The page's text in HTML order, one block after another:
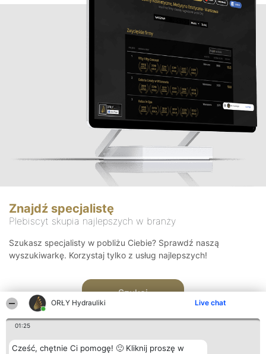
ORŁY Hydrauliki Live chat
01:25
Cześć, chętnie Ci pomogę! 🙂 Kliknij proszę w
Znajdź specjalistę
Plebiscyt skupia najlepszych w branży
Szukasz specjalisty w pobliżu Ciebie? Sprawdź naszą
wyszukiwarkę. Korzystaj tylko z usług najlepszych!
Szukaj